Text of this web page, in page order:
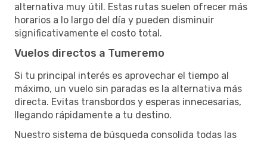
alternativa muy útil. Estas rutas suelen ofrecer más
horarios a lo largo del día y pueden disminuir
significativamente el costo total.
Vuelos directos a Tumeremo
Si tu principal interés es aprovechar el tiempo al
máximo, un vuelo sin paradas es la alternativa más
directa. Evitas transbordos y esperas innecesarias,
llegando rápidamente a tu destino.
Nuestro sistema de búsqueda consolida todas las